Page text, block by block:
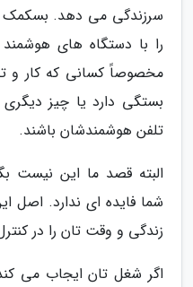
سرزندگی می دهد. بسکمک از
را با دستگاه های
مخصوصاً کسانی که کار و
بستگی دارد یا چیز
تلفن هوشمندشان باشند.
البته قصد ما این نیست
شما فایده ای ندارد. اصل
زندگی و وقت تان را در
اگر شغل تان ایجاب می کند